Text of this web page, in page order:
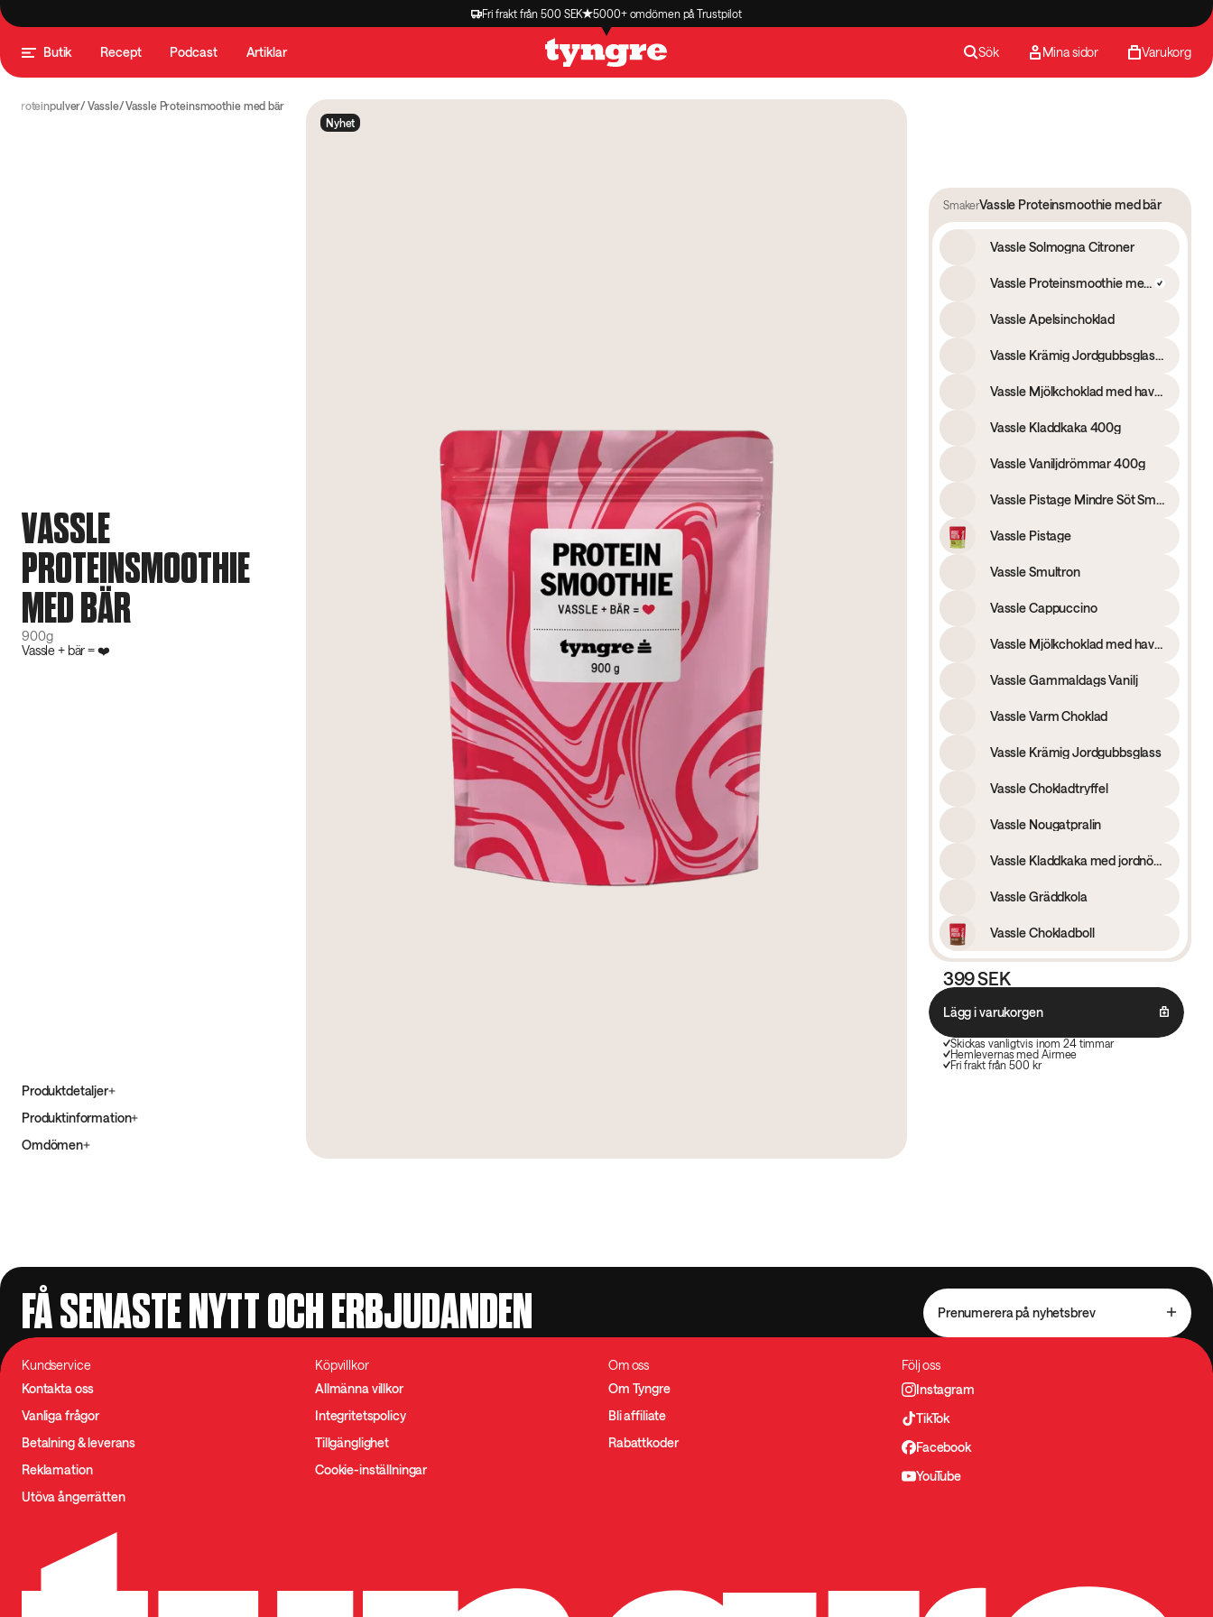
Fri frakt från 500 SEK 5000+ omdömen på Trustpilot
Butik Recept Podcast Artiklar Sök Mina sidor Varukorg
Proteinpulver Vassle Vassle Proteinsmoothie med bär
VASSLE
PROTEINSMOOTHIE
MED BÄR
900g
Vassle + bär = ❤️
Produktdetaljer
Produktinformation
Omdömen
Nyhet
SmakerVassle Proteinsmoothie med bär
Vassle Solmogna Citroner
Vassle Proteinsmoothie med bär
Vassle Apelsinchoklad
Vassle Krämig Jordgubbsglass 400g
Vassle Mjölkchoklad med havssalt 400g
Vassle Kladdkaka 400g
Vassle Vaniljdrömmar 400g
Vassle Pistage Mindre Söt Smak
Vassle Pistage
Vassle Smultron
Vassle Cappuccino
Vassle Mjölkchoklad med havssalt
Vassle Gammaldags Vanilj
Vassle Varm Choklad
Vassle Krämig Jordgubbsglass
Vassle Chokladtryffel
Vassle Nougatpralin
Vassle Kladdkaka med jordnötssmör och kolasås
Vassle Gräddkola
Vassle Chokladboll
399 SEK
Lägg i varukorgen
Skickas vanligtvis inom 24 timmar
Hemlevernas med Airmee
Fri frakt från 500 kr
FÅ SENASTE NYTT OCH ERBJUDANDEN Prenumerera på nyhetsbrev
Kundservice
Kontakta oss
Vanliga frågor
Betalning & leverans
Reklamation
Utöva ångerrätten
Köpvillkor
Allmänna villkor
Integritetspolicy
Tillgänglighet
Cookie-inställningar
Om oss
Om Tyngre
Bli affiliate
Rabattkoder
Följ oss
Instagram
TikTok
Facebook
YouTube